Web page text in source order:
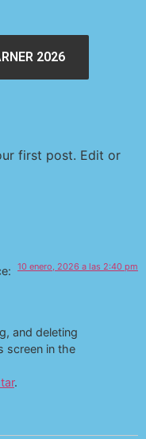
2026
first post. Edit or
10 enero, 2026 a las 2:40 pm
and deleting
screen in the
.